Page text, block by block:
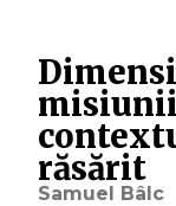
răsărit
Samuel Bâlc